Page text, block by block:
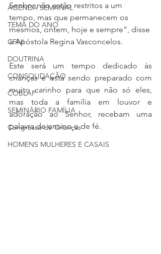
AGENDA SEMANAL
TEMA DO ANO
CFNI
DOUTRINA
CONSOLIDAÇÃO
COBLAP
SEMINÁRIO FAMÍLIA
Congresso de Crianças
HOMENS MULHERES E CASAIS
Senhor não estão restritos a um
tempo, mas que permanecem os
mesmos, ontem, hoje e sempre”, disse
a Apóstola Regina Vasconcelos.
Este será um tempo dedicado às
crianças e está sendo preparado com
muito carinho para que não só eles,
mas toda a família em louvor e
adoração ao Senhor, recebam uma
palavra de ensino e de fé.